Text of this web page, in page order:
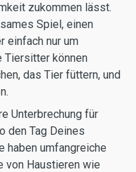
zukommen lässt.
Spiel, einen
einfach nur um
Tiersitter können
das Tier füttern, und
Unterbrechung für
den Tag Deines
haben umfangreiche
von Haustieren wie